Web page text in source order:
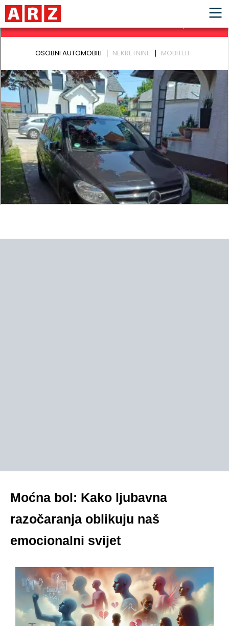
Moćna bol: Kako ljubavna
razočaranja oblikuju naš
emocionalni svijet